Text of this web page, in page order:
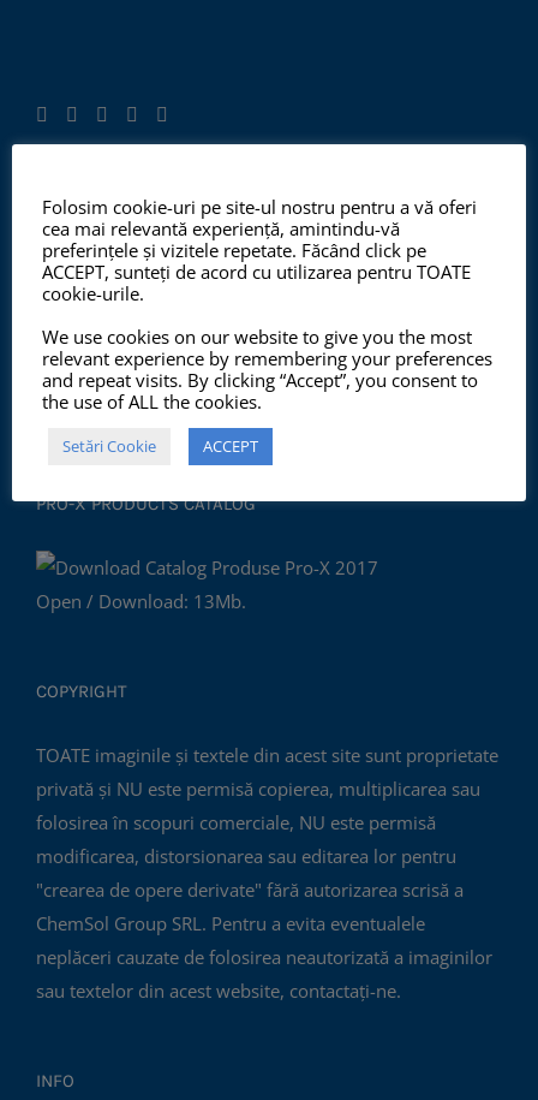
ISO 9001:2015, ISO 14001:2015
Certificatul Sistemului de Management al Calității
ISO9001:2015 și Certificatul Sistemului de Management
al Mediului ISO14001:2015.
PRO-X PRODUCTS CATALOG
Open / Download: 13Mb.
COPYRIGHT
TOATE imaginile și textele din acest site sunt proprietate
privată și NU este permisă copierea, multiplicarea sau
folosirea în scopuri comerciale, NU este permisă
modificarea, distorsionarea sau editarea lor pentru
"crearea de opere derivate" fără autorizarea scrisă a
ChemSol Group SRL. Pentru a evita eventualele
neplăceri cauzate de folosirea neautorizată a imaginilor
sau textelor din acest website, contactați-ne.
INFO
Folosim cookie-uri pe site-ul nostru pentru a vă oferi
cea mai relevantă experiență, amintindu-vă
preferințele și vizitele repetate. Făcând click pe
ACCEPT, sunteți de acord cu utilizarea pentru TOATE
cookie-urile.
We use cookies on our website to give you the most
relevant experience by remembering your preferences
and repeat visits. By clicking “Accept”, you consent to
the use of ALL the cookies.
Setări Cookie ACCEPT